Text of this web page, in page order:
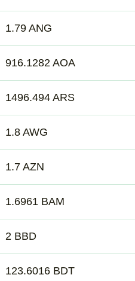
1.79 ANG
916.1282 AOA
1496.494 ARS
1.8 AWG
1.7 AZN
1.6961 BAM
2 BBD
123.6016 BDT